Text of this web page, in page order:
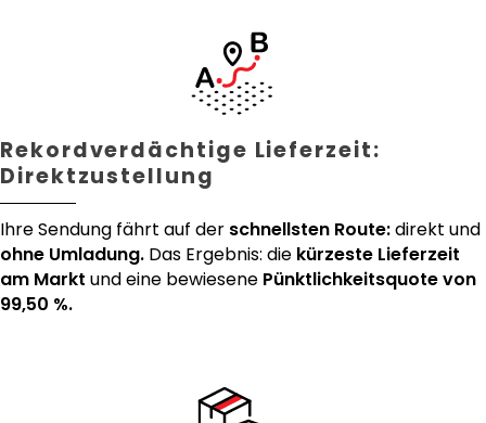
Rekordverdächtige Lieferzeit:
Direktzustellung
Ihre Sendung fährt auf der schnellsten Route:direkt und
ohne Umladung. Das Ergebnis: die kürzeste Lieferzeit
am Markt und eine bewiesene Pünktlichkeitsquote von
99,50 %.